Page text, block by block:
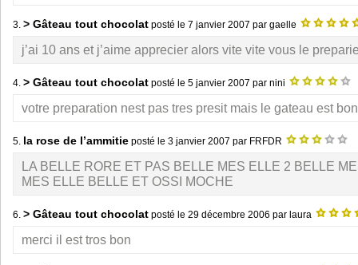
3. > Gâteau tout chocolat posté le 7 janvier 2007 par gaelle
j’ai 10 ans et j’aime apprecier alors vite vite vous le
4. > Gâteau tout chocolat posté le 5 janvier 2007 par nini
votre preparation nest pas tres presit mais le gateau est bon
5. la rose de l’ammitie posté le 3 janvier 2007 par FRFDR
LA BELLE RORE ET PAS BELLE MES ELLE 2 BELLE
MES ELLE BELLE ET OSSI MOCHE
6. > Gâteau tout chocolat posté le 29 décembre 2006 par laura
merci il est tros bon